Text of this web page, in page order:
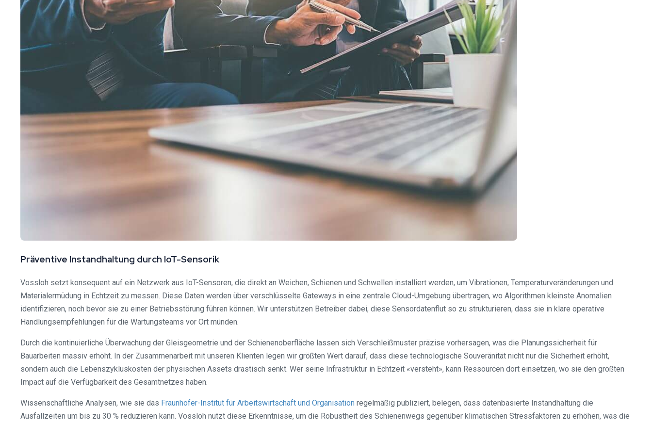
Präventive Instandhaltung durch IoT-Sensorik
Vossloh setzt konsequent auf ein Netzwerk aus IoT-Sensoren, die direkt an Weichen, Schienen und Schwellen installiert werden, um Vibrationen, Temperaturveränderungen und
Materialermüdung in Echtzeit zu messen. Diese Daten werden über verschlüsselte Gateways in eine zentrale Cloud-Umgebung übertragen, wo Algorithmen kleinste Anomalien
identifizieren, noch bevor sie zu einer Betriebsstörung führen können. Wir unterstützen Betreiber dabei, diese Sensordatenflut so zu strukturieren, dass sie in klare operative
Handlungsempfehlungen für die Wartungsteams vor Ort münden.
Durch die kontinuierliche Überwachung der Gleisgeometrie und der Schienenoberfläche lassen sich Verschleißmuster präzise vorhersagen, was die Planungssicherheit für
Bauarbeiten massiv erhöht. In der Zusammenarbeit mit unseren Klienten legen wir größten Wert darauf, dass diese technologische Souveränität nicht nur die Sicherheit erhöht,
sondern auch die Lebenszykluskosten der physischen Assets drastisch senkt. Wer seine Infrastruktur in Echtzeit «versteht», kann Ressourcen dort einsetzen, wo sie den größten
Impact auf die Verfügbarkeit des Gesamtnetzes haben.
Wissenschaftliche Analysen, wie sie das Fraunhofer-Institut für Arbeitswirtschaft und Organisation regelmäßig publiziert, belegen, dass datenbasierte Instandhaltung die
Ausfallzeiten um bis zu 30 % reduzieren kann. Vossloh nutzt diese Erkenntnisse, um die Robustheit des Schienenwegs gegenüber klimatischen Stressfaktoren zu erhöhen, was die